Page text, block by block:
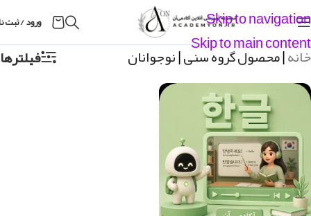
Skip to navigation
Skip to main content
ورود / ثبت
خانه|محصول گروه سنی|نوجوانان فیلترها